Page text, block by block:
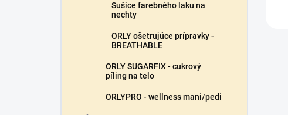
Sušice farebného laku na
nechty
ORLY ošetrujúce prípravky -
BREATHABLE
ORLY SUGARFIX - cukrový
píling na telo
ORLYPRO - wellness mani/pedi